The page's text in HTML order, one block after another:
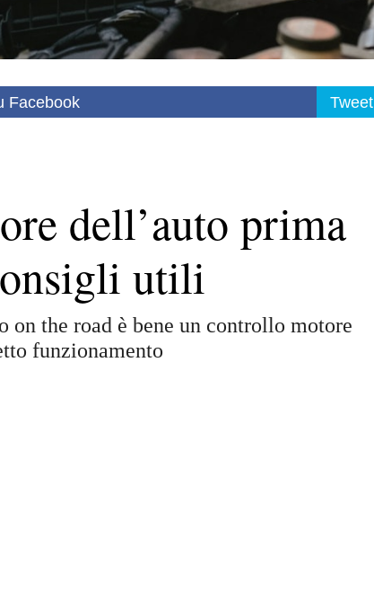
Facebook Tweet
dell’auto prima
utili
the road è bene un controllo motore
funzionamento